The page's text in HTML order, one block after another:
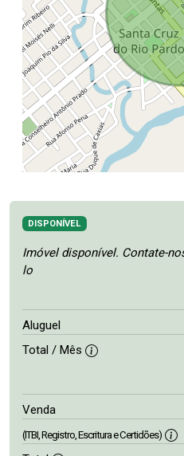
DISPONÍVEL
Imóvel disponível. Contate-
lo
Aluguel
Total / Mês
Venda
(ITBI, Registro, Escritura e Certidões)